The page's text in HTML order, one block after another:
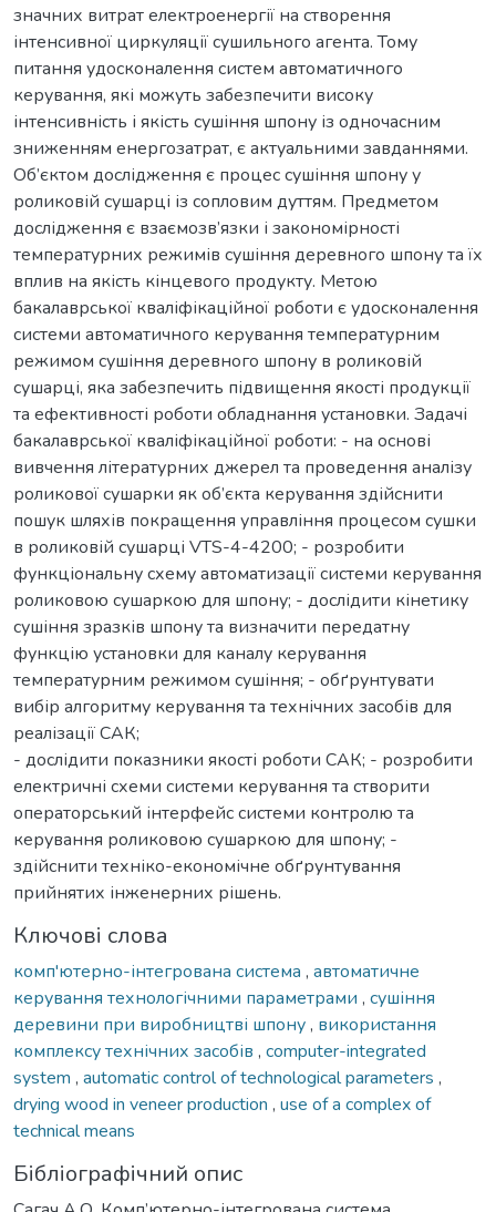
значних витрат електроенергії на створення
інтенсивної циркуляції сушильного агента. Тому
питання удосконалення систем автоматичного
керування, які можуть забезпечити високу
інтенсивність і якість сушіння шпону із одночасним
зниженням енергозатрат, є актуальними завданнями.
Об’єктом дослідження є процес сушіння шпону у
роликовій сушарці із сопловим дуттям. Предметом
дослідження є взаємозв’язки і закономірності
температурних режимів сушіння деревного шпону та їх
вплив на якість кінцевого продукту. Метою
бакалаврської кваліфікаційної роботи є удосконалення
системи автоматичного керування температурним
режимом сушіння деревного шпону в роликовій
сушарці, яка забезпечить підвищення якості продукції
та ефективності роботи обладнання установки. Задачі
бакалаврської кваліфікаційної роботи: - на основі
вивчення літературних джерел та проведення аналізу
роликової сушарки як об’єкта керування здійснити
пошук шляхів покращення управління процесом сушки
в роликовій сушарці VTS-4-4200; - розробити
функціональну схему автоматизації системи керування
роликовою сушаркою для шпону; - дослідити кінетику
сушіння зразків шпону та визначити передатну
функцію установки для каналу керування
температурним режимом сушіння; - обґрунтувати
вибір алгоритму керування та технічних засобів для
реалізації САК;
- дослідити показники якості роботи САК; - розробити
електричні схеми системи керування та створити
операторський інтерфейс системи контролю та
керування роликовою сушаркою для шпону; -
здійснити техніко-економічне обґрунтування
прийнятих інженерних рішень.
Ключові слова
комп'ютерно-інтегрована система , автоматичне
керування технологічними параметрами , сушіння
деревини при виробництві шпону, використання
комплексу технічних засобів , computer-integrated
system , automatic control of technological parameters ,
drying wood in veneer production , use of a complex of
technical means
Бібліографічний опис